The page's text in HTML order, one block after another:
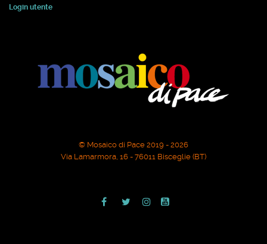
Login utente
© Mosaico di Pace 2019 - 2026
Via Lamarmora, 16 - 76011 Bisceglie (BT)